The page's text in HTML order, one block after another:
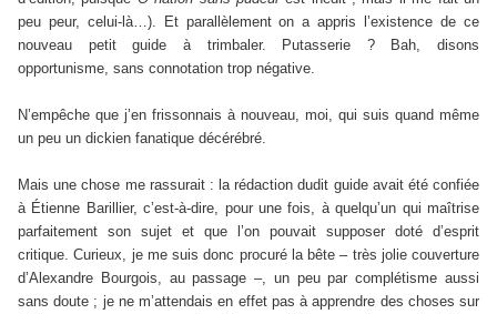
peu peur, celui-là…). Et parallèlement on a appris l’existence de ce
nouveau petit guide à trimbaler. Putasserie ? Bah, disons
opportunisme, sans connotation trop négative.
N’empêche que j’en frissonnais à nouveau, moi, qui suis quand même
un peu un dickien fanatique décérébré.
Mais une chose me rassurait : la rédaction dudit guide avait été confiée
à Étienne Barillier, c’est-à-dire, pour une fois, à quelqu’un qui maîtrise
parfaitement son sujet et que l’on pouvait supposer doté d’esprit
critique. Curieux, je me suis donc procuré la bête – très jolie couverture
d’Alexandre Bourgois, au passage –, un peu par complétisme aussi
sans doute ; je ne m’attendais en effet pas à apprendre des choses sur